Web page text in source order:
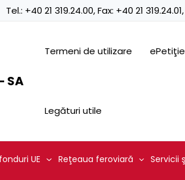
Tel.: +40 21 319.24.00, Fax: +40 21 319.24.01
SA
Termeni de utilizare ePetiţie
Legături utile
UE Reţeaua feroviară Servicii